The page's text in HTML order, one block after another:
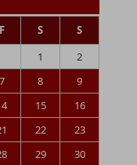
F S
S
1
2
7 8
9
15
16
22
23
29
30